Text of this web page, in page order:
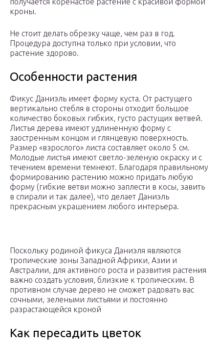
кроны.
Не стоит делать обрезку чаще, чем раз в год.
Процедура доступна только при условии, что
растение здорово.
Особенности растения
Фикус Даниэль имеет форму куста. От растущего
вертикально стебля в стороны отходит большое
количество боковых гибких, густо растущих ветвей.
Листья дерева имеют удлиненную форму с
заостренным концом и глянцевую поверхность.
Размер «взрослого» листа составляет около 5 см.
Молодые листья имеют светло-зеленую окраску и с
течением времени темнеют. Благодаря правильному
формированию растению можно придать любую
форму (гибкие ветви можно заплести в косы, завить
в спирали и так далее), что делает Даниэль
прекрасным украшением любого интерьера.
Поскольку родиной фикуса Даниэля являются
тропические зоны Западной Африки, Азии и
Австралии, для активного роста и развития растения
важно создать условия, близкие к тропическим. В
противном случае дерево не сможет радовать вас
сочными, зелеными листьями и постоянно
разрастающейся кроной
Как пересадить цветок